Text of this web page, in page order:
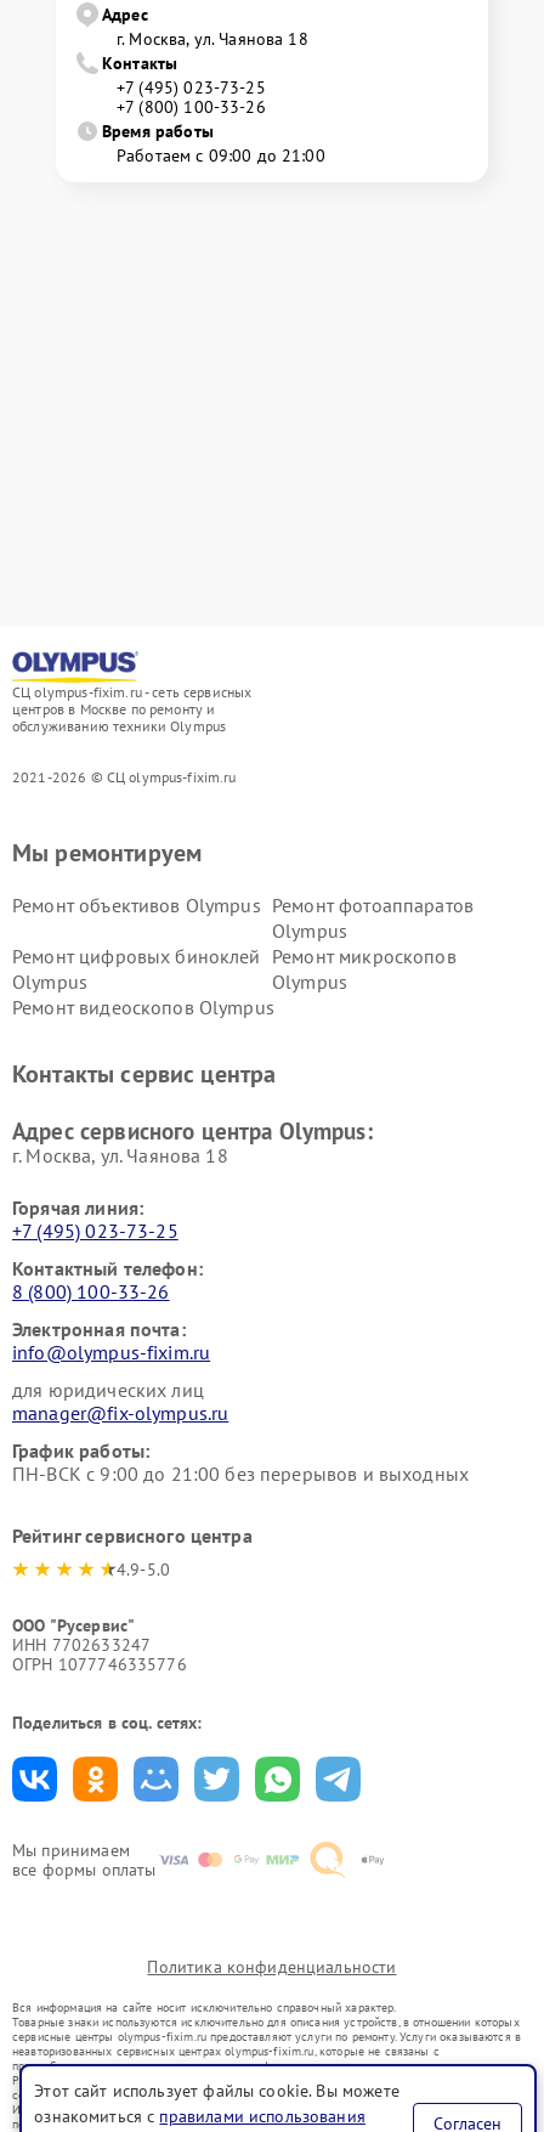
Адрес
г. Москва, ул. Чаянова 18
Контакты
+7 (495) 023-73-25
+7 (800) 100-33-26
Время работы
Работаем с 09:00 до 21:00
СЦ olympus-fixim.ru - сеть сервисных
центров в Москве по ремонту и
обслуживанию техники Olympus
2021-2026 © СЦ olympus-fixim.ru
Мы принимаем
все формы оплаты
Мы ремонтируем
Ремонт объективов Olympus Ремонт фотоаппаратов
Olympus
Ремонт цифровых биноклей
Olympus
Ремонт микроскопов
Olympus
Ремонт видеоскопов Olympus
Контакты сервис центра
Адрес сервисного центра Olympus:
г. Москва, ул. Чаянова 18
Горячая линия:
+7 (495) 023-73-25
Контактный телефон:
8 (800) 100-33-26
Электронная почта:
info@olympus-fixim.ru
для юридических лиц
manager@fix-olympus.ru
График работы:
ПН-ВСК с 9:00 до 21:00 без перерывов и выходных
Рейтинг сервисного центра
4.9-5.0
ООО "Русервис"
ИНН 7702633247
ОГРН 1077746335776
Поделиться в соц. сетях:
Политика конфиденциальности
Вся информация на сайте носит исключительно справочный характер.
Товарные знаки используются исключительно для описания устройств, в отношении которых
сервисные центры olympus-fixim.ru предоставляют услуги по ремонту. Услуги оказываются в
неавторизованных сервисных центрах olympus-fixim.ru, которые не связаны с
правообладателями товарных знаков или их официальными представителями.
Ремонт осуществляется для устройств, уже введенных в гражданский оборот в соответствии
со статьей 1487 ГК РФ.
Использование товарных знаков не преследует цели индивидуализации услуг или введения
потребителей в заблуждение, а служит для информирования о предоставляемых услугах по
Этот сайт использует файлы cookie. Вы можете
ознакомиться с правилами использования
Согласен